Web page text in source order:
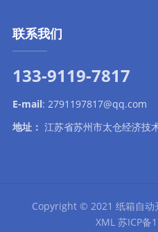
联系我们
133-9119-7817
E-mail: 2791197817@qq.com
地址： 江苏省苏州市太仓经济技
Copyright © 2021 纸箱自动
XML 苏ICP备